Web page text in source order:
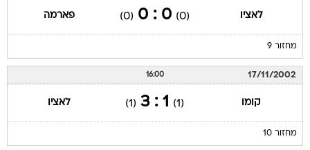
לאציו (0)
0 : 0
(0) פארמה
מחזור 9
17/11/2002
16:00
קומו (1)
1 : 3
(1) לאציו
מחזור 10